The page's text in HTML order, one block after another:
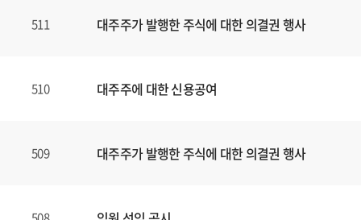
511 대주주가 발행한 주식에 대한 의결권 행사
510 대주주에 대한 신용공여
509 대주주가 발행한 주식에 대한 의결권 행사